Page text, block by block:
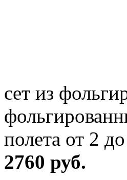
сет из
полета от 2
2760 руб.